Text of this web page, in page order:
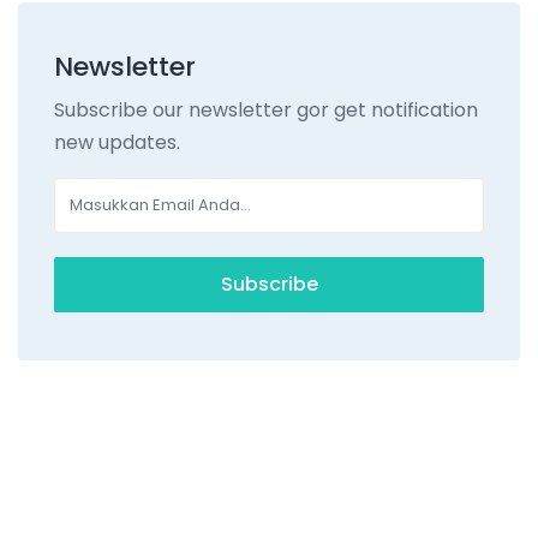
Newsletter
Subscribe our newsletter gor get notification
new updates.
Subscribe